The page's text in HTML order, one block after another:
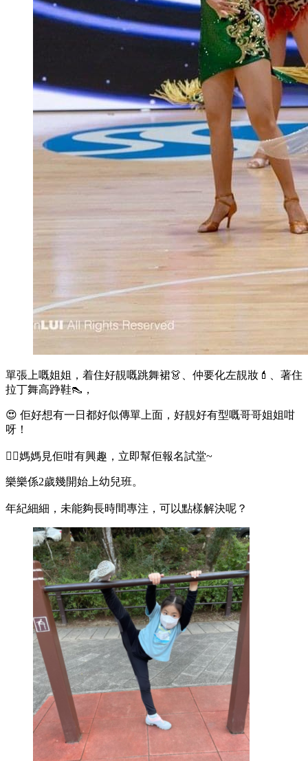
單張上嘅姐姐，着住好靚嘅跳舞裙👗、仲要化左靚妝💄、著住
拉丁舞高踭鞋👠，
😍 佢好想有一日都好似傳單上面，好靚好有型嘅哥哥姐姐咁
呀！
✍🏻媽媽見佢咁有興趣，立即幫佢報名試堂~
樂樂係2歲幾開始上幼兒班。
年紀細細，未能夠長時間專注，可以點樣解決呢？